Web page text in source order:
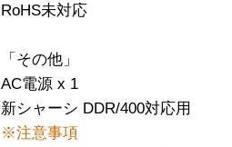
RoHS未対応
「その他」
AC電源 x 1
新シャーシ DDR/400対応用
※注意事項